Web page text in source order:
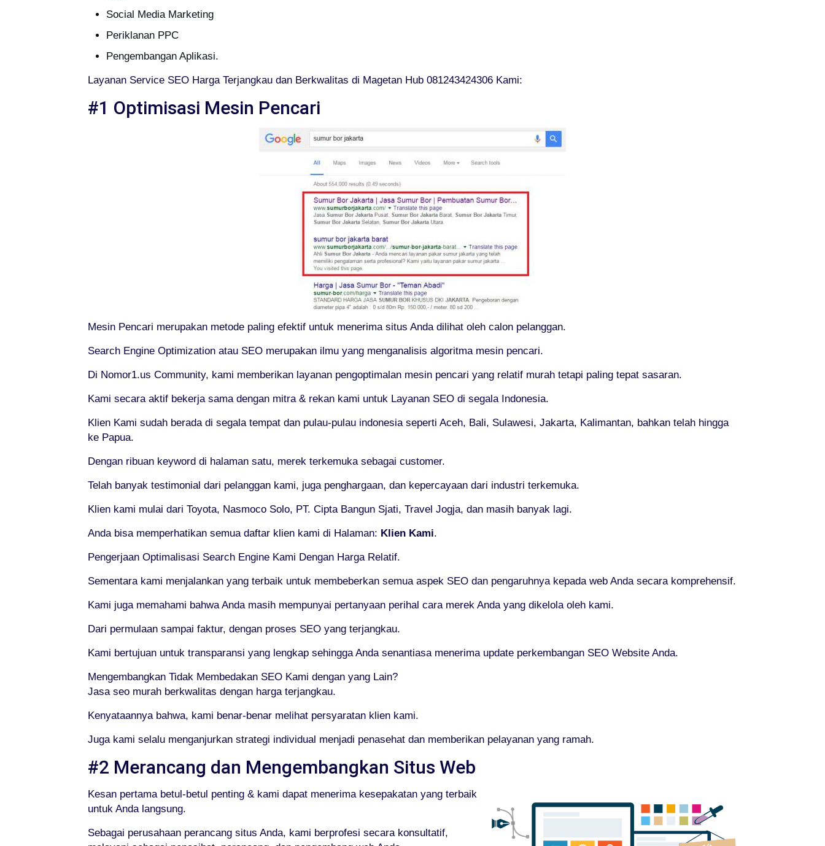
Social Media Marketing
Periklanan PPC
Pengembangan Aplikasi.
Layanan Service SEO Harga Terjangkau dan Berkwalitas di Magetan Hub 081243424306 Kami:
#1 Optimisasi Mesin Pencari
Mesin Pencari merupakan metode paling efektif untuk menerima situs Anda dilihat oleh calon pelanggan.
Search Engine Optimization atau SEO merupakan ilmu yang menganalisis algoritma mesin pencari.
Di Nomor1.us Community, kami memberikan layanan pengoptimalan mesin pencari yang relatif murah tetapi paling tepat sasaran.
Kami secara aktif bekerja sama dengan mitra & rekan kami untuk Layanan SEO di segala Indonesia.
Klien Kami sudah berada di segala tempat dan pulau-pulau indonesia seperti Aceh, Bali, Sulawesi, Jakarta, Kalimantan, bahkan telah hingga
ke Papua.
Dengan ribuan keyword di halaman satu, merek terkemuka sebagai customer.
Telah banyak testimonial dari pelanggan kami, juga penghargaan, dan kepercayaan dari industri terkemuka.
Klien kami mulai dari Toyota, Nasmoco Solo, PT. Cipta Bangun Sjati, Travel Jogja, dan masih banyak lagi.
Anda bisa memperhatikan semua daftar klien kami di Halaman: Klien Kami.
Pengerjaan Optimalisasi Search Engine Kami Dengan Harga Relatif.
Sementara kami menjalankan yang terbaik untuk membeberkan semua aspek SEO dan pengaruhnya kepada web Anda secara komprehensif.
Kami juga memahami bahwa Anda masih mempunyai pertanyaan perihal cara merek Anda yang dikelola oleh kami.
Dari permulaan sampai faktur, dengan proses SEO yang terjangkau.
Kami bertujuan untuk transparansi yang lengkap sehingga Anda senantiasa menerima update perkembangan SEO Website Anda.
Mengembangkan Tidak Membedakan SEO Kami dengan yang Lain?
Jasa seo murah berkwalitas dengan harga terjangkau.
Kenyataannya bahwa, kami benar-benar melihat persyaratan klien kami.
Juga kami selalu menganjurkan strategi individual menjadi penasehat dan memberikan pelayanan yang ramah.
#2 Merancang dan Mengembangkan Situs Web
Kesan pertama betul-betul penting & kami dapat menerima kesepakatan yang terbaik
untuk Anda langsung.
Sebagai perusahaan perancang situs Anda, kami berprofesi secara konsultatif,